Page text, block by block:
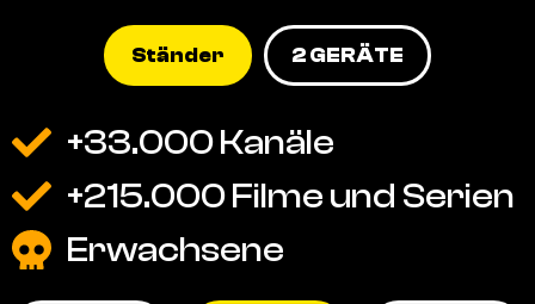
Ständer 2 GERÄTE
+33.000 Kanäle
+215.000 Filme und Serien
Erwachsene